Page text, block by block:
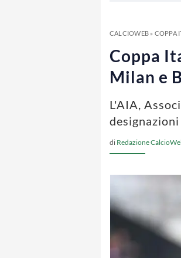
CALCIOWEB» COPPA
Coppa
Milan e
L'AIA,
di Redazione